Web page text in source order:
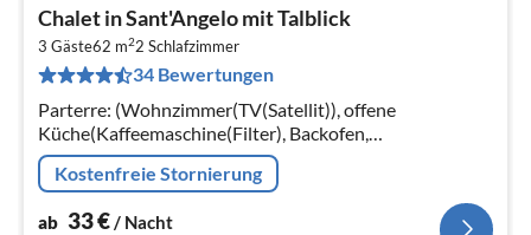
Chalet in Sant'Angelo mit Talblick
3 Gäste62 m22 Schlafzimmer
34 Bewertungen
Parterre: (Wohnzimmer(TV(Satellit)), offene
Küche(Kaffeemaschine(Filter), Backofen,
Kühl-/Gefrierkombination), Schlafzimmer(Doppelbett),
Schlafzimmer(Einzelbett)
Kostenfreie Stornierung
ab 33€/ Nacht